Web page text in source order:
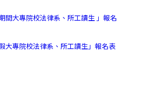
間大專院校法律系、所工讀生 」報名
大專院校法律系、所工讀生」報名表